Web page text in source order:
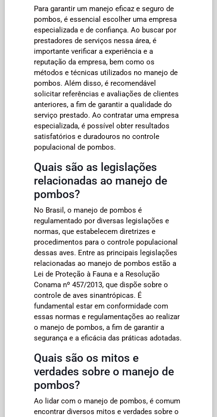
Para garantir um manejo eficaz e seguro de
pombos, é essencial escolher uma empresa
especializada e de confiança. Ao buscar por
prestadores de serviços nessa área, é
importante verificar a experiência e a
reputação da empresa, bem como os
métodos e técnicas utilizados no manejo de
pombos. Além disso, é recomendável
solicitar referências e avaliações de clientes
anteriores, a fim de garantir a qualidade do
serviço prestado. Ao contratar uma empresa
especializada, é possível obter resultados
satisfatórios e duradouros no controle
populacional de pombos.
Quais são as legislações
relacionadas ao manejo de
pombos?
No Brasil, o manejo de pombos é
regulamentado por diversas legislações e
normas, que estabelecem diretrizes e
procedimentos para o controle populacional
dessas aves. Entre as principais legislações
relacionadas ao manejo de pombos estão a
Lei de Proteção à Fauna e a Resolução
Conama nº 457/2013, que dispõe sobre o
controle de aves sinantrópicas. É
fundamental estar em conformidade com
essas normas e regulamentações ao realizar
o manejo de pombos, a fim de garantir a
segurança e a eficácia das práticas adotadas.
Quais são os mitos e
verdades sobre o manejo de
pombos?
Ao lidar com o manejo de pombos, é comum
encontrar diversos mitos e verdades sobre o